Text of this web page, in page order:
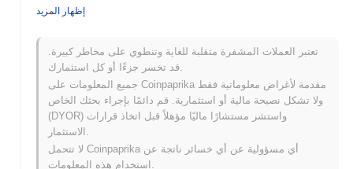
ChickenLambo يتم تداوله حاليًا بنسبة أقل من ATH .
كيف يعمل ChickenLambo مقارنة بسوق العملات
المشفرة الأوسع؟
سوق العملات المشفرة بشكل عام الذي سجل مكاسب0.30%
. يشير
هذا إلى تأخر مؤقت في حركة سعر CKNLMBO مقارنة بزخم السوق
إظهار المزيد
تعتبر العملات المشفرة متقلبة للغاية وتنطوي على مخاطر كبيرة.
قد تخسر جزءًا أو كل استثمارك.
جميع المعلومات على Coinpaprika مقدمة لأغراض معلوماتية فقط
ولا تشكل نصيحة مالية أو استثمارية. قم دائمًا بإجراء بحثك الخاص
(DYOR) واستشر مستشارًا ماليًا مؤهلاً قبل اتخاذ قرارات
لا تتحمل Coinpaprika أي مسؤولية عن أي خسائر ناتجة عن